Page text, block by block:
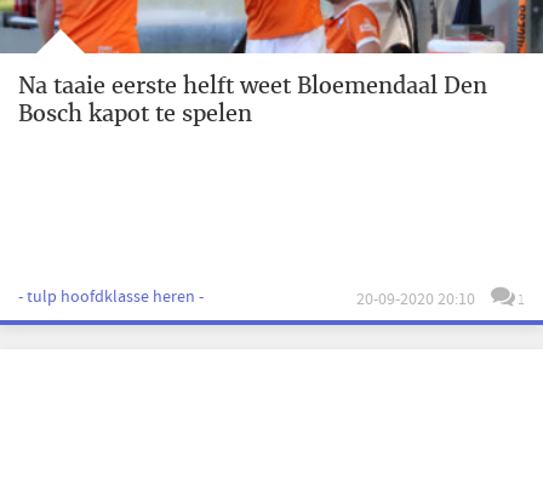
Na taaie eerste helft weet Bloemendaal Den
Bosch kapot te spelen
- tulp hoofdklasse heren - 20-09-2020 20:10 1